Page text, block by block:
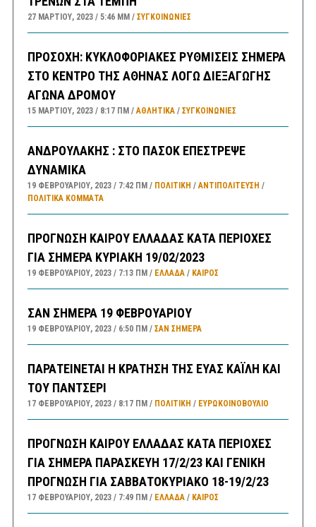
27 ΜΑΡΤΊΟΥ, 2023 5:46 ΜΜ ΣΥΓΚΟΙΝΩΝΊΕΣ
ΠΡΟΣΟΧΗ: ΚΥΚΛΟΦΟΡΙΑΚΕΣ ΡΥΘΜΙΣΕΙΣ ΣΗΜΕΡΑ
ΣΤΟ ΚΕΝΤΡΟ ΤΗΣ ΑΘΗΝΑΣ ΛΟΓΩ ΔΙΕΞΑΓΩΓΗΣ
ΑΓΩΝΑ ΔΡΟΜΟΥ
15 ΜΑΡΤΊΟΥ, 2023 8:17 ΠΜ ΑΘΛΗΤΙΚΑ/ ΣΥΓΚΟΙΝΩΝΊΕΣ
ΑΝΔΡΟΥΛΑΚΗΣ : ΣΤΟ ΠΑΣΟΚ ΕΠΕΣΤΡΕΨΕ
ΔΥΝΑΜΙΚΑ
19 ΦΕΒΡΟΥΑΡΊΟΥ, 2023 7:42 ΠΜ ΠΟΛΙΤΙΚΗ /ΑΝΤΙΠΟΛΊΤΕΥΣΗ /
ΠΟΛΙΤΙΚΆ ΚΌΜΜΑΤΑ
ΠΡΟΓΝΩΣΗ ΚΑΙΡΟΥ ΕΛΛΑΔΑΣ ΚΑΤΑ ΠΕΡΙΟΧΕΣ
ΓΙΑ ΣΗΜΕΡΑ ΚΥΡΙΑΚΗ 19/02/2023
19 ΦΕΒΡΟΥΑΡΊΟΥ, 2023 7:13 ΠΜ ΕΛΛΑΔA/ ΚΑΙΡΌΣ
ΣΑΝ ΣΗΜΕΡΑ 19 ΦΕΒΡΟΥΑΡΙΟΥ
19 ΦΕΒΡΟΥΑΡΊΟΥ, 2023 6:50 ΠΜ ΣΑΝ ΣΉΜΕΡΑ
ΠΑΡΑΤΕΙΝΕΤΑΙ Η ΚΡΑΤΗΣΗ ΤΗΣ ΕΥΑΣ ΚΑΪΛΗ ΚΑΙ
ΤΟΥ ΠΑΝΤΣΕΡΙ
17 ΦΕΒΡΟΥΑΡΊΟΥ, 2023 8:17 ΠΜ ΠΟΛΙΤΙΚΗ / ΕΥΡΩΚΟΙΝΟΒΟΥΛΙΟ
ΠΡΟΓΝΩΣΗ ΚΑΙΡΟΥ ΕΛΛΑΔΑΣ ΚΑΤΑ ΠΕΡΙΟΧΕΣ
ΓΙΑ ΣΗΜΕΡΑ ΠΑΡΑΣΚΕΥΗ 17/2/23 ΚΑΙ ΓΕΝΙΚΗ
ΠΡΟΓΝΩΣΗ ΓΙΑ ΣΑΒΒΑΤΟΚΥΡΙΑΚΟ 18-19/2/23
17 ΦΕΒΡΟΥΑΡΊΟΥ, 2023 7:49 ΠΜ ΕΛΛΑΔA/ ΚΑΙΡΌΣ